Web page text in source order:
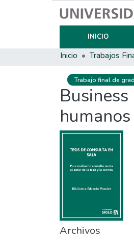
INICIO
Inicio
Trabajo final de
humanos
Archivos